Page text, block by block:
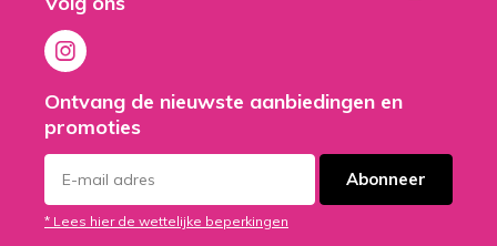
Ontvang de nieuwste aanbiedingen en
promoties
Abonneer
* Lees hier de wettelijke beperkingen